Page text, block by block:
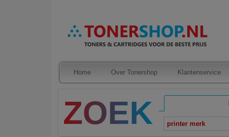
Home Over Tonershop Klantenservice
printer merk